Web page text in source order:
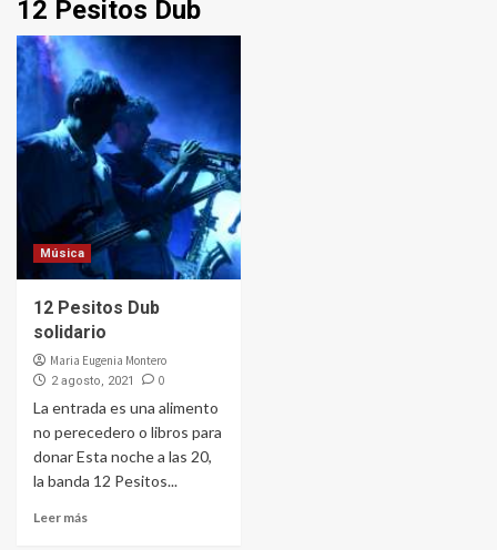
12 Pesitos Dub
Música
12 Pesitos Dub
solidario
Maria Eugenia Montero
2 agosto, 2021 0
La entrada es una alimento
no perecedero o libros para
donar Esta noche a las 20,
la banda 12 Pesitos...
Leer más